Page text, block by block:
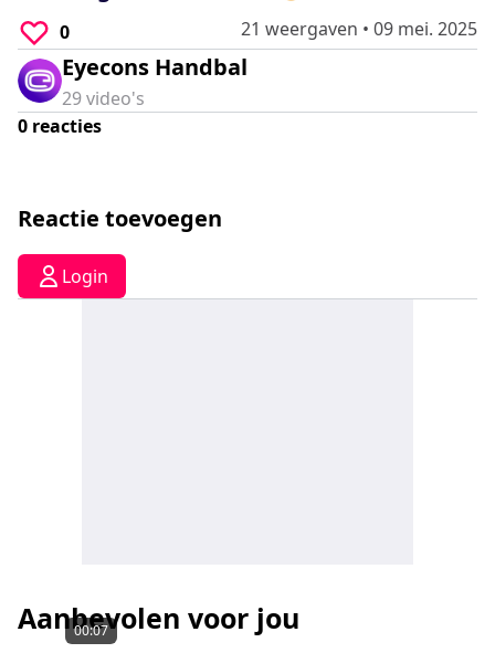
seconds0 21 weergaven • 09 mei. 2025
Eyecons Handbal
29video's
0 reacties
Reactie toevoegen
Login
Aanbevolen voor jou
00:07